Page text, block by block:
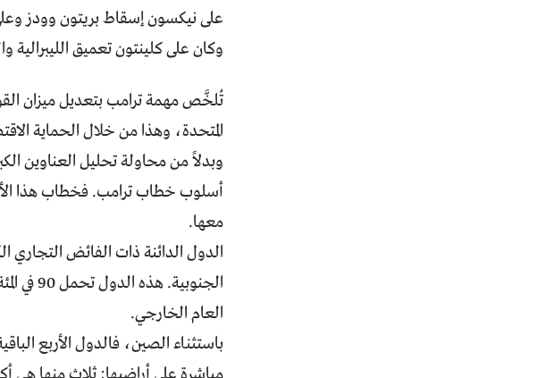
على نيكسون إسقاط بريتون وودز
وكان على كلينتون تعميق الليبرالية
تُلخَّص مهمة ترامب بتعديل ميزان
المتحدة، وهذا من خلال الحماية
وبدلاً من محاولة تحليل العناوين
أسلوب خطاب ترامب. فخطاب هذا
معها.
الدول الدائنة ذات الفائض التجاري
العام الخارجي.
باستثناء الصين، فالدول الأربع